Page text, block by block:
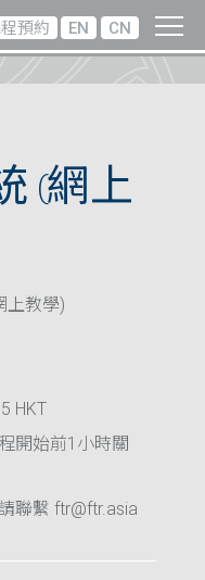
預約 EN CN
(網上
上教學)
HKT
開始前1小時關
聯繫 ftr@ftr.asia